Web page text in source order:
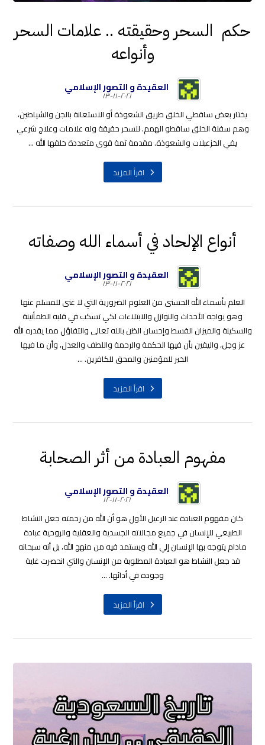
حكم السحر وحقيقته .. علامات السحر
وأنواعه
العقيدة و التصور الإسلامي
٢٠٢١-١١-١٣
يختار بعض ساقطي الخلق طريق الشعوذة أو الاستعانة بالجن والشياطين،
وهم سفلة الخلق ساقطو الهمم. للسحر حقيقة وله علامات وعلاج شرعي
يقي الخزعبلات والشعوذة. مقدمة ثمة قوى متعددة خلقها الله ...
اقرأ المزيد
أنواع الإلحاد في أسماء الله وصفاته
العقيدة و التصور الإسلامي
٢٠٢١-١١-١٣
العلم بأسماء الله الحسنى من العلوم الضرورية التي لا غنى للمسلم عنها
وهو يواجه الأحداث والنوازل والابتلاءات لكي تسكب في قلبه الطمأنينة
والسكينة والميزان القسط وإحسان الظن بالله تعالى والتفاؤل مما يقدره الله
عز وجل، واليقين بأن فيها الحكمة والرحمة واللطف والعدل، وأن ما فيها
الخير للمؤمنين والمحق للكافرين. ...
اقرأ المزيد
مفهوم العبادة من أثر الصحابة
العقيدة و التصور الإسلامي
٢٠٢١-١١-١٢
كان مفهوم العبادة عند الرعيل الأول هو أن الله من رحمته جعل النشاط
الطبيعي للإنسان في جميع مجالاته الجسدية والعقلية والروحية عبادة
مادام يتوجه بها الإنسان إلي الله ويستمد فيه من منهج الله، بل أنه سبحانه
قد جعل النشاط هو العبادة المطلوبة من الإنسان والتي انحصرت غاية
وجوده في أدائها. ...
اقرأ المزيد